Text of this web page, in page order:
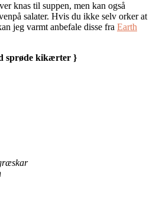
knas til suppen, men kan også
salater. Hvis du ikke selv orker at
jeg varmt anbefale disse fra Earth
sprøde kikærter }